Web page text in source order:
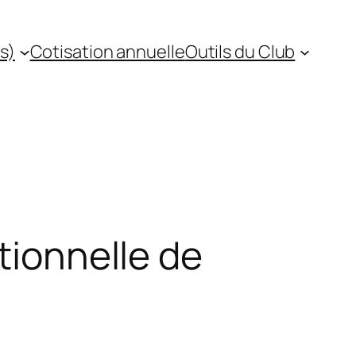
Cotisation annuelleOutils du Club
de